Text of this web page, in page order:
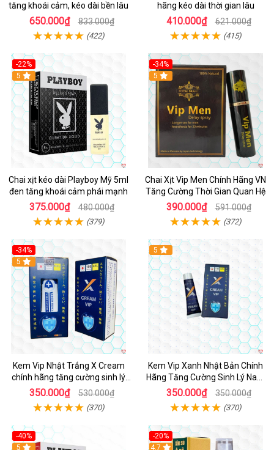
tăng khoái cảm, kéo dài bền lâu
650.000₫ 833.000₫
(422)
hãng kéo dài thời gian lâu
410.000₫ 621.000₫
(415)
-22%
5
Chai xịt kéo dài Playboy Mỹ 5ml
đen tăng khoái cảm phái mạnh
375.000₫ 480.000₫
(379)
-34%
5
Chai Xịt Vip Men Chính Hãng VN
Tăng Cường Thời Gian Quan Hệ
390.000₫ 591.000₫
(372)
-34%
5
Kem Vip Nhật Trắng X Cream
chính hãng tăng cường sinh lý
nam kéo dài
350.000₫ 530.000₫
(370)
5
Kem Vip Xanh Nhật Bản Chính
Hãng Tăng Cường Sinh Lý Nam
Bền Lâu
350.000₫ 350.000₫
(370)
-40%
5
-20%
4.7